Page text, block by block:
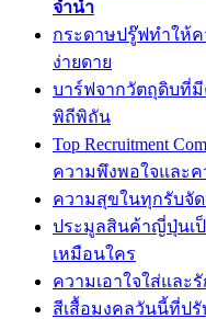
จำนำ
กระดาษปรู๊ฟทำให้
ง่ายดาย
บาร์ฟจากวัตถุดิบที่
พิถีพิถัน
Top Recruitment
ความพึงพอใจและค
ความสุขในทุกรับจั
ประมูลสินค้าญี่ปุ่นเ
เหมือนใคร
ความเอาใจใส่และ
สีเสื้อมงคลวันนี้ที่ป